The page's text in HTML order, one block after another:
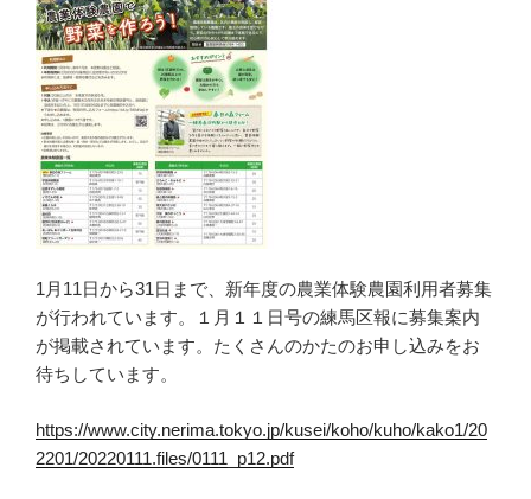
1月11日から31日まで、新年度の農業体験農園利用者募集
が行われています。１月１１日号の練馬区報に募集案内
が掲載されています。たくさんのかたのお申し込みをお
待ちしています。
https://www.city.nerima.tokyo.jp/kusei/koho/kuho/kako1/20
2201/20220111.files/0111_p12.pdf